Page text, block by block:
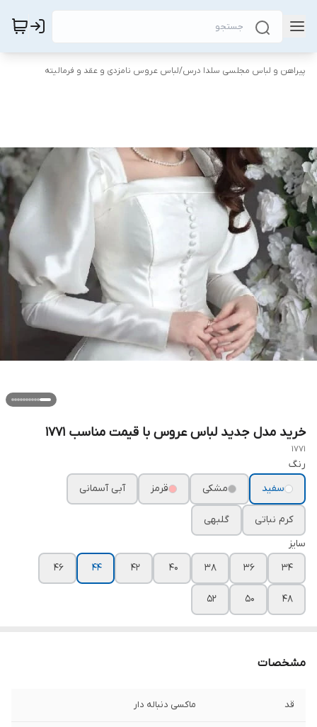
پیراهن و لباس مجلسی سلدا درس/لباس عروس نامزدی و عقد و فرمالیته
خرید مدل جدید لباس عروس با قیمت مناسب ۱۷۷۱
1771
رنگ
سفید
مشکی قرمز آبی آسمانی
کرم نباتی
گلبهی
سایز
۳۴
۳۶ ۳۸ ۴۰ ۴۲ ۴۴ ۴۶
۴۸ ۵۰ ۵۲
مشخصات
قد ماکسی دنباله دار